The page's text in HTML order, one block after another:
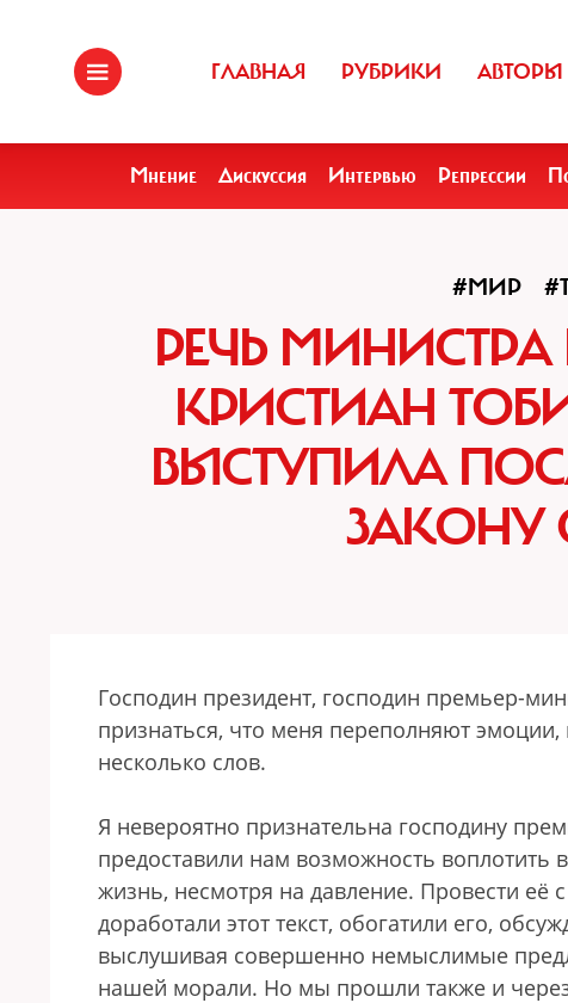
ГЛАВНАЯ РУБРИКИ АВТОРЫ
Мнение Дискуссия Интервью Репрессии
#МИР
РЕЧЬ
КРИСТИАН
ВЫСТУПИЛА
ЗАКОНУ
Господин президент, господин премьер-
признаться, что меня переполняют
несколько слов.
Я невероятно признательна господину
предоставили нам возможность воплотить
жизнь, несмотря на давление. Провести
доработали этот текст, обогатили его,
выслушивая совершенно немыслимые
нашей морали. Но мы прошли также и